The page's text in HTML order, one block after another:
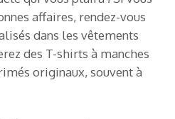
affaires, rendez-vous
dans les vêtements
des T-shirts à manches
originaux, souvent à